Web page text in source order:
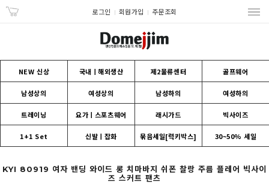
로그인 회원가입 주문조회
NEW 신상 국내ㅣ해외생산 제2물류센터 골프웨어
남성상의 여성상의 남성하의 여성하의
트레이닝 요가ㅣ스포츠웨어 래시가드 빅사이즈
1+1 Set 신발ㅣ잡화 묶음세일[럭키박스] 30~50% 세일
KYI 80919 여자 밴딩 와이드 롱 치마바지 쉬폰 찰랑 주름 플레어 빅사이
즈 스커트 팬츠